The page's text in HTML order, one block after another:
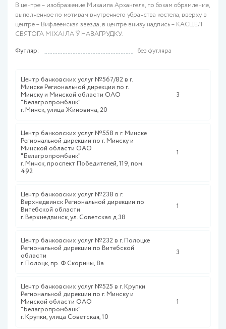
В центре – изображение Михаила Архангела, по бокам обрамление,
выполненное по мотивам внутреннего убранства костела, вверху в
центре – Вифлеемская звезда, в центре внизу надпись – КАСЦЁЛ
СВЯТОГА МІХАІЛА Ў НАВАГРУДКУ.
Футляр:
без футляра
Центр банковских услуг №567/82 в г.
Минске Региональной дирекции по г.
Минску и Минской области ОАО
"Белагропромбанк"
г. Минск, улица Жиновича, 20
3
Центр банковских услуг №558 в г. Минске
Региональной дирекции по г. Минску и
Минской области ОАО
"Белагропромбанк"
г. Минск, проспект Победителей, 119, пом.
492
1
Центр банковских услуг №238 в г.
Верхнедвинск Региональной дирекции по
Витебской области
г. Верхнедвинск, ул. Советская д.38
1
Центр банковских услуг №232 в г. Полоцке
Региональной дирекции по Витебской
области
г. Полоцк, пр. Ф.Скорины, 8а
3
Центр банковских услуг №525 в г. Крупки
Региональной дирекции по г. Минску и
Минской области ОАО
"Белагропромбанк"
г. Крупки, улица Советская, 10
1